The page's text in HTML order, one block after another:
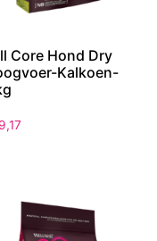
Core Hond Dry
Kalkoen-